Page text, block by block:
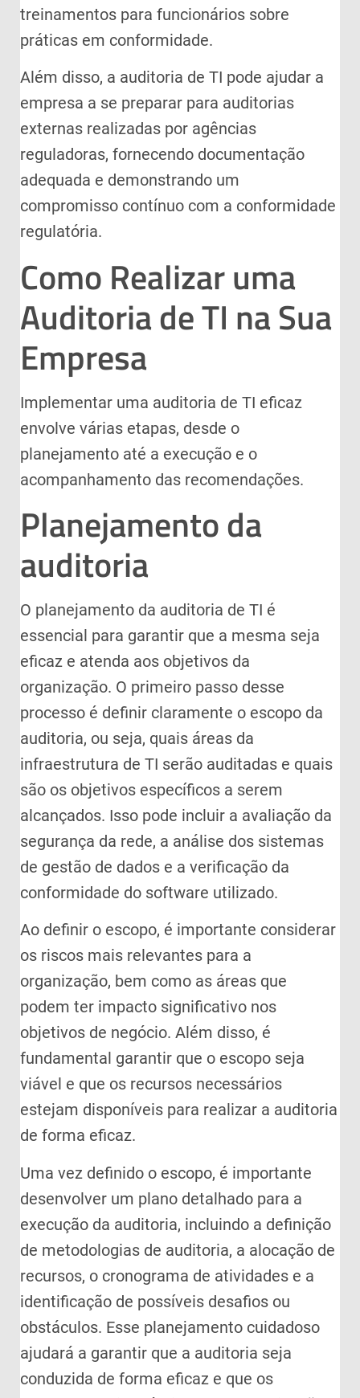
treinamentos para funcionários sobre
práticas em conformidade.
Além disso, a auditoria de TI pode ajudar a
empresa a se preparar para auditorias
externas realizadas por agências
reguladoras, fornecendo documentação
adequada e demonstrando um
compromisso contínuo com a conformidade
regulatória.
Como Realizar uma
Auditoria de TI na Sua
Empresa
Implementar uma auditoria de TI eficaz
envolve várias etapas, desde o
planejamento até a execução e o
acompanhamento das recomendações.
Planejamento da
auditoria
O planejamento da auditoria de TI é
essencial para garantir que a mesma seja
eficaz e atenda aos objetivos da
organização. O primeiro passo desse
processo é definir claramente o escopo da
auditoria, ou seja, quais áreas da
infraestrutura de TI serão auditadas e quais
são os objetivos específicos a serem
alcançados. Isso pode incluir a avaliação da
segurança da rede, a análise dos sistemas
de gestão de dados e a verificação da
conformidade do software utilizado.
Ao definir o escopo, é importante considerar
os riscos mais relevantes para a
organização, bem como as áreas que
podem ter impacto significativo nos
objetivos de negócio. Além disso, é
fundamental garantir que o escopo seja
viável e que os recursos necessários
estejam disponíveis para realizar a auditoria
de forma eficaz.
Uma vez definido o escopo, é importante
desenvolver um plano detalhado para a
execução da auditoria, incluindo a definição
de metodologias de auditoria, a alocação de
recursos, o cronograma de atividades e a
identificação de possíveis desafios ou
obstáculos. Esse planejamento cuidadoso
ajudará a garantir que a auditoria seja
conduzida de forma eficaz e que os